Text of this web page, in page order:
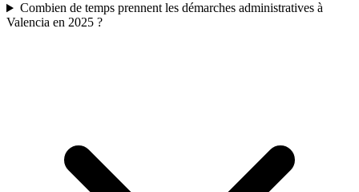
Combien de temps prennent les démarches administratives à
Valencia en 2025 ?